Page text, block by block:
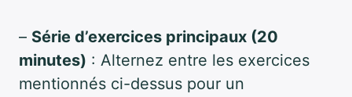
– Série d’exercices principaux (20
minutes) : Alternez entre les exercices
mentionnés ci-dessus pour un